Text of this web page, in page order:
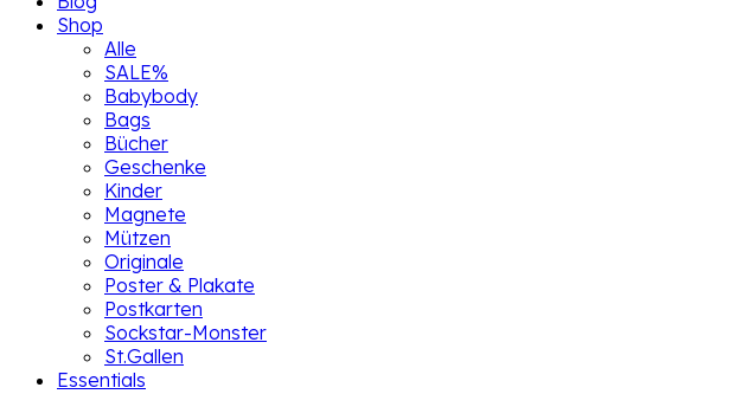
Shop
Alle
SALE%
Babybody
Bags
Bücher
Geschenke
Kinder
Magnete
Mützen
Originale
Poster & Plakate
Postkarten
Sockstar-Monster
St.Gallen
Essentials